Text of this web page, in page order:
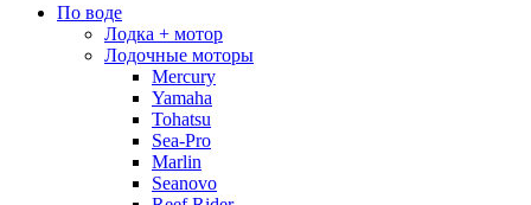
По воде
Лодка + мотор
Лодочные моторы
Mercury
Yamaha
Tohatsu
Sea-Pro
Marlin
Seanovo